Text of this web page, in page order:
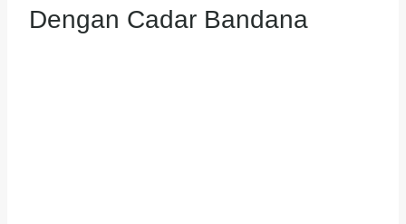
Dengan Cadar Bandana